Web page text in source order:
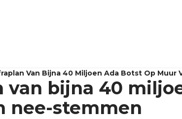
Van Bijna 40 Miljoen Ada Botst Op Muur
van bijna 40
nee-stemmen